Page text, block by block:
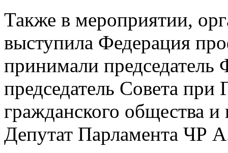
Также в мероприятии,
выступила Федерация
принимали
председатель Совета
гражданского общества
Депутат Парламента ЧР